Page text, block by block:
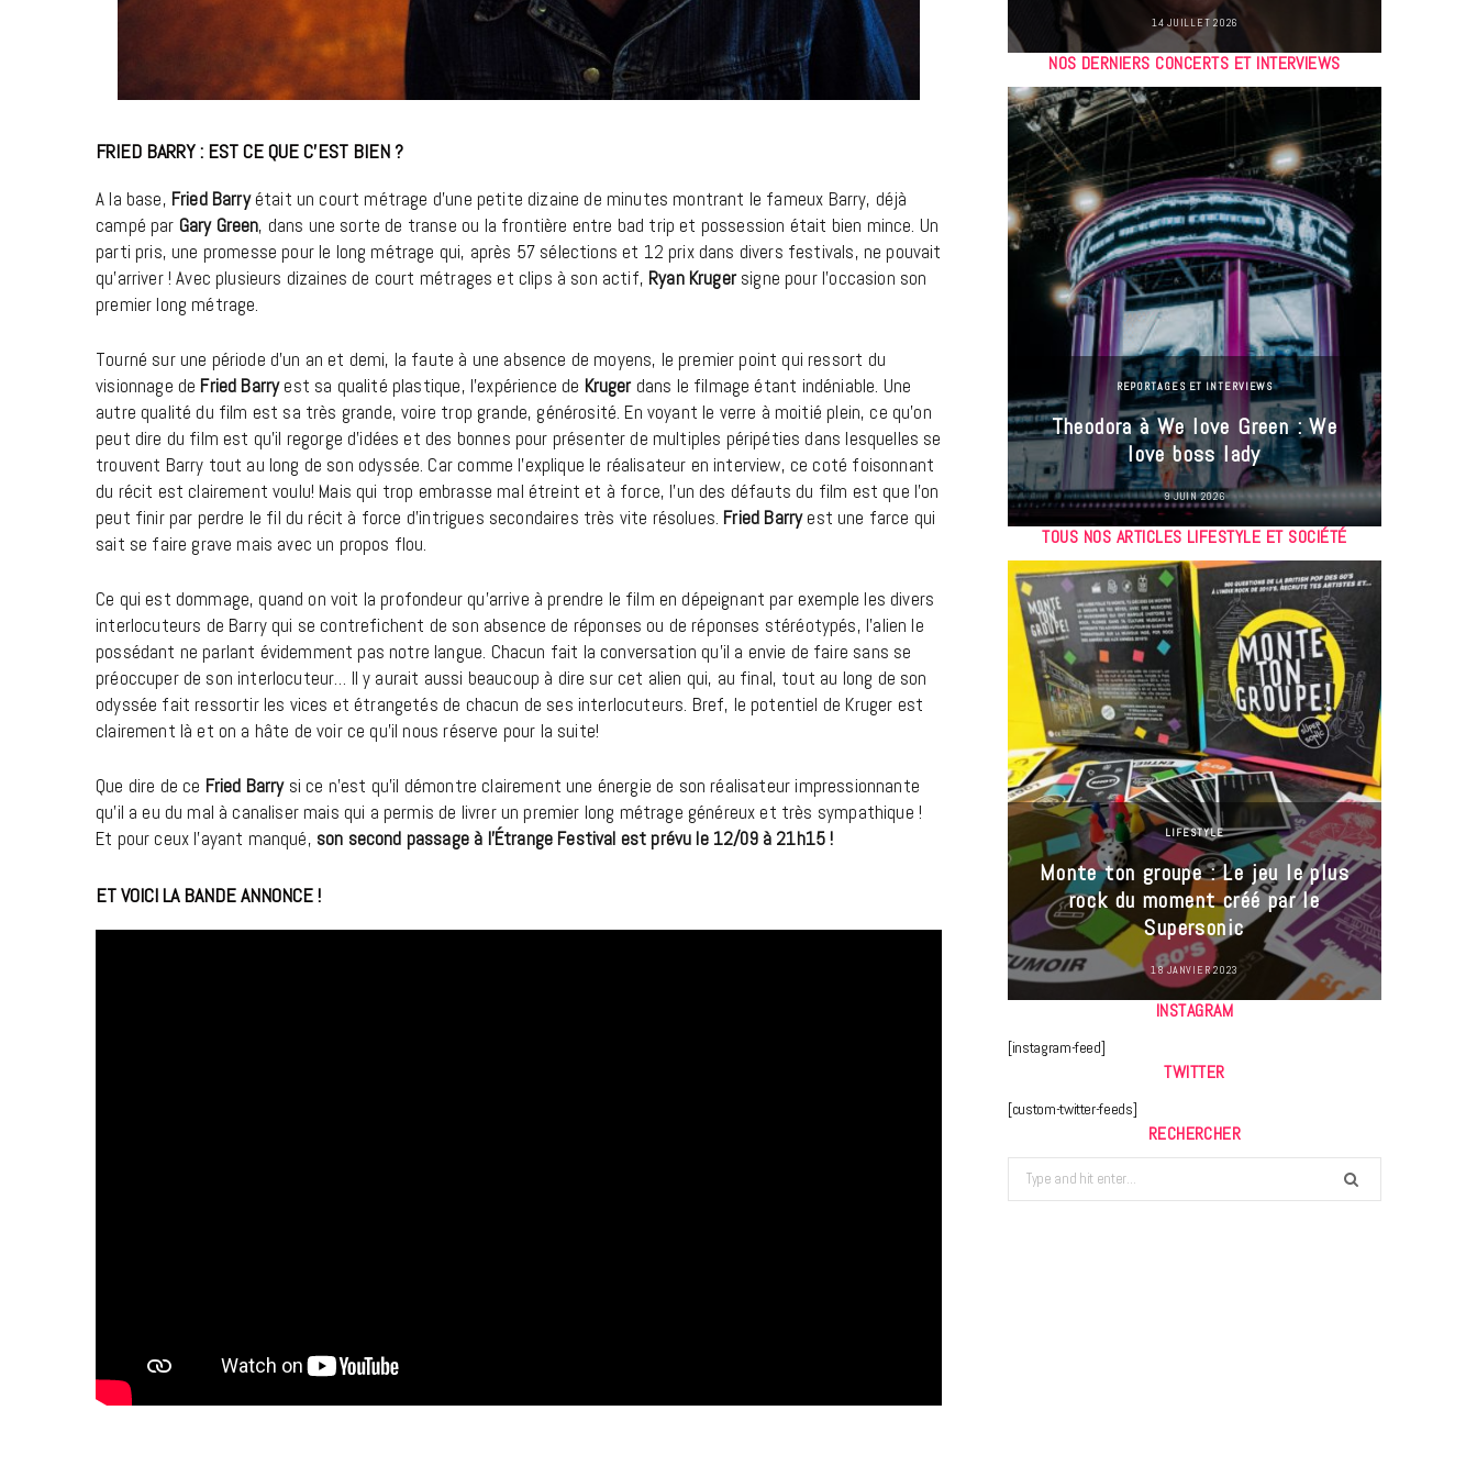
FRIED BARRY : EST CE QUE C’EST BIEN ?
A la base, Fried Barryétait un court métrage d’une petite dizaine de minutes montrant le fameux Barry, déjà
campé par Gary Green, dans une sorte de transe ou la frontière entre bad trip et possession était bien mince. Un
parti pris, une promesse pour le long métrage qui, après 57 sélections et 12 prix dans divers festivals, ne pouvait
qu’arriver ! Avec plusieurs dizaines de court métrages et clips à son actif, Ryan Krugersigne pour l’occasion son
premier long métrage.
Tourné sur une période d’un an et demi, la faute à une absence de moyens, le premier point qui ressort du
visionnage de Fried Barryest sa qualité plastique, l’expérience de Krugerdans le filmage étant indéniable. Une
autre qualité du film est sa très grande, voire trop grande, générosité. En voyant le verre à moitié plein, ce qu’on
peut dire du film est qu’il regorge d’idées et des bonnes pour présenter de multiples péripéties dans lesquelles se
trouvent Barry tout au long de son odyssée. Car comme l’explique le réalisateur en interview, ce coté foisonnant
du récit est clairement voulu! Mais qui trop embrasse mal étreint et à force, l’un des défauts du film est que l’on
peut finir par perdre le fil du récit à force d’intrigues secondaires très vite résolues. Fried Barryest une farce qui
sait se faire grave mais avec un propos flou.
Ce qui est dommage, quand on voit la profondeur qu’arrive à prendre le film en dépeignant par exemple les divers
interlocuteurs de Barry qui se contrefichent de son absence de réponses ou de réponses stéréotypés, l’alien le
possédant ne parlant évidemment pas notre langue. Chacun fait la conversation qu’il a envie de faire sans se
préoccuper de son interlocuteur… Il y aurait aussi beaucoup à dire sur cet alien qui, au final, tout au long de son
odyssée fait ressortir les vices et étrangetés de chacun de ses interlocuteurs. Bref, le potentiel de Kruger est
clairement là et on a hâte de voir ce qu’il nous réserve pour la suite!
Que dire de ce Fried Barrysi ce n’est qu’il démontre clairement une énergie de son réalisateur impressionnante
qu’il a eu du mal à canaliser mais qui a permis de livrer un premier long métrage généreux et très sympathique !
Et pour ceux l’ayant manqué, son second passage à l’Étrange Festival est prévu le 12/09 à 21h15 !
ET VOICI LA BANDE ANNONCE !
14 JUILLET 2026
NOS DERNIERS CONCERTS ET INTERVIEWS
REPORTAGES ET INTERVIEWS
We Love Green se met au vert sur
la Montagne de Gorillaz
7 JUIN 2026
REPORTAGES ET INTERVIEWS
Theodora à We love Green : We
love boss lady
9 JUIN 2026
TOUS NOS ARTICLES LIFESTYLE ET SOCIÉTÉ
LIFESTYLE
Gainsbourg, toute une vie :
France 3
LIFESTYLE
Monte ton groupe : Le jeu le plus
rock du moment créé par le
Supersonic
18 JANVIER 2023
INSTAGRAM
[instagram-feed]
TWITTER
[custom-twitter-feeds]
RECHERCHER
Search
for: